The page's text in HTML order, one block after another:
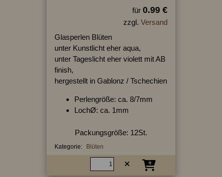
für 0.99 €
zzgl. Versand
Glasperlen Blüten
unter Kunstlicht eher aqua,
unter Tageslicht eher violett mit AB
finish,
hergestellt in Gablonz / Tschechien
Perlengröße: ca. 8/7mm
LochØ: ca. 1mm
Packungsgröße: 12St.
Kategorie: Blüten